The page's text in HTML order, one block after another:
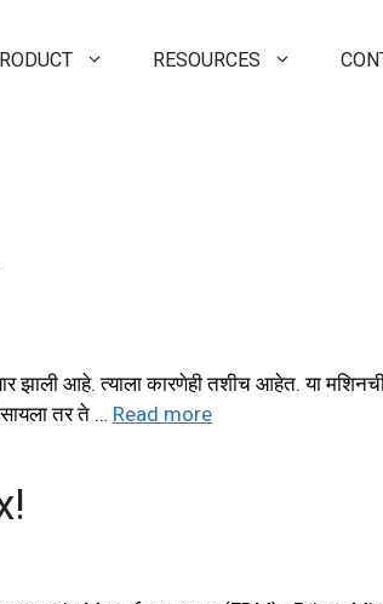
RESOURCES
झाली आहे. त्याला कारणेही तशीच आहेत. या
तर ते … Read more